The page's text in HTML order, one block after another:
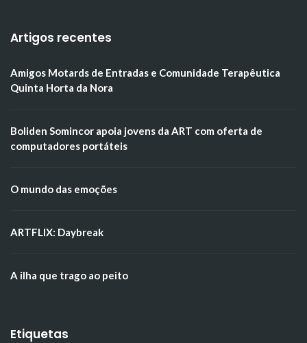
Artigos recentes
Amigos Motards de Entradas e Comunidade Terapêutica
Quinta Horta da Nora
Boliden Somincor apoia jovens da ART com oferta de
computadores portáteis
O mundo das emoções
ARTFLIX: Daybreak
A ilha que trago ao peito
Etiquetas